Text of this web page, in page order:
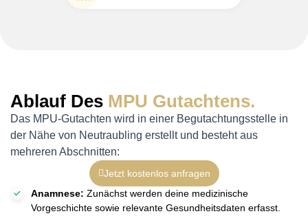
Ablauf Des MPU Gutachtens.
Das MPU-Gutachten wird in einer Begutachtungsstelle in
der Nähe von Neutraubling erstellt und besteht aus
mehreren Abschnitten:
Jetzt kostenlos anfragen
Anamnese: Zunächst werden deine medizinische
Vorgeschichte sowie relevante Gesundheitsdaten erfasst.